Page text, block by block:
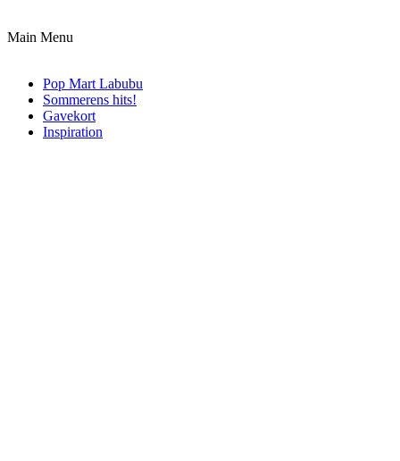
Main Menu
Pop Mart Labubu
Sommerens hits!
Gavekort
Inspiration